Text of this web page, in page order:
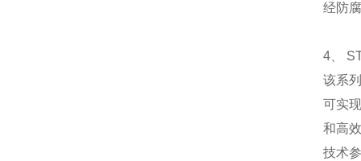
经防
4、
该系
可实
和高
技术